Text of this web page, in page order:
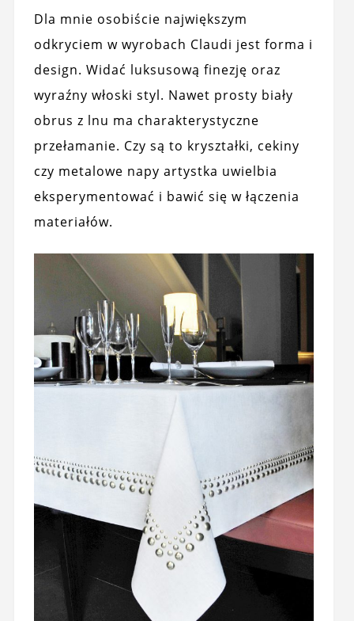
Dla mnie osobiście największym
odkryciem w wyrobach Claudi jest forma i
design. Widać luksusową finezję oraz
wyraźny włoski styl. Nawet prosty biały
obrus z lnu ma charakterystyczne
przełamanie. Czy są to kryształki, cekiny
czy metalowe napy artystka uwielbia
eksperymentować i bawić się w łączenia
materiałów.